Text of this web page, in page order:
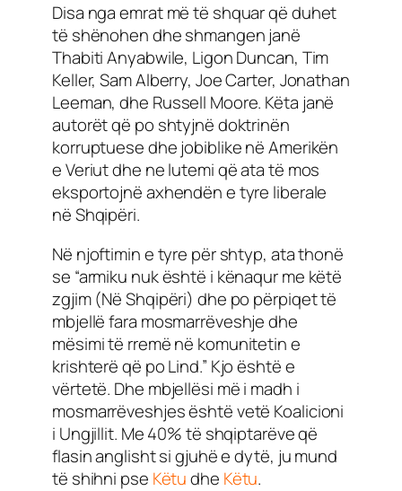
Disa nga emrat më të shquar që duhet
të shënohen dhe shmangen janë
Thabiti Anyabwile, Ligon Duncan, Tim
Keller, Sam Alberry, Joe Carter, Jonathan
Leeman, dhe Russell Moore. Këta janë
autorët që po shtyjnë doktrinën
korruptuese dhe jobiblike në Amerikën
e Veriut dhe ne lutemi që ata të mos
eksportojnë axhendën e tyre liberale
në Shqipëri.
Në njoftimin e tyre për shtyp, ata thonë
se “armiku nuk është i kënaqur me këtë
zgjim (Në Shqipëri) dhe po përpiqet të
mbjellë fara mosmarrëveshje dhe
mësimi të rremë në komunitetin e
krishterë që po Lind.” Kjo është e
vërtetë. Dhe mbjellësi më i madh i
mosmarrëveshjes është vetë Koalicioni
i Ungjillit. Me 40% të shqiptarëve që
flasin anglisht si gjuhë e dytë, ju mund
të shihni pse Këtudhe Këtu.